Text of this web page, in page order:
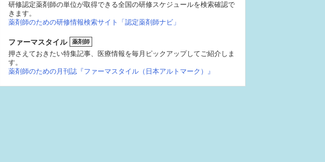
研修認定薬剤師の単位が取得できる全国の研修スケジュールを検索確認で
きます。
薬剤師のための研修情報検索サイト「認定薬剤師ナビ」
ファーマスタイル 薬剤師
押さえておきたい特集記事、医療情報を毎月ピックアップしてご紹介しま
す。
薬剤師のための月刊誌『ファーマスタイル（日本アルトマーク）』